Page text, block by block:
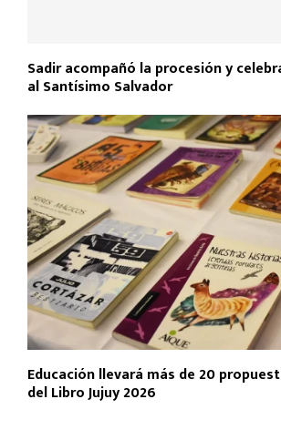
Sadir acompañó la procesión y
al Santísimo Salvador
Educación llevará más de 20
del Libro Jujuy 2026